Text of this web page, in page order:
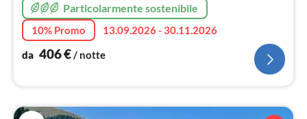
Particolarmente sostenibile
10% Promo
13.09.2026 - 30.11.2026
da 406€/ notte